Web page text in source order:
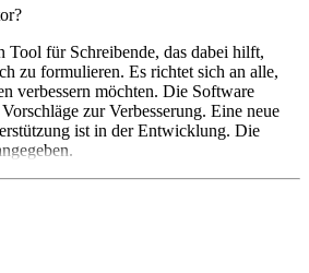
für Schreibende, das dabei hilft,
zu formulieren. Es richtet sich an alle,
verbessern möchten. Die Software
zur Verbesserung. Eine neue
ist in der Entwicklung. Die